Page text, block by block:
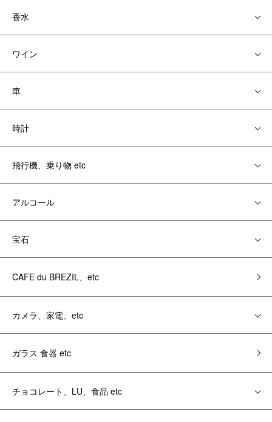
香水
ワイン
車
時計
飛行機、乗り物 etc
アルコール
宝石
CAFE du BREZIL、etc
カメラ、家電、etc
ガラス 食器 etc
チョコレート、LU、食品 etc